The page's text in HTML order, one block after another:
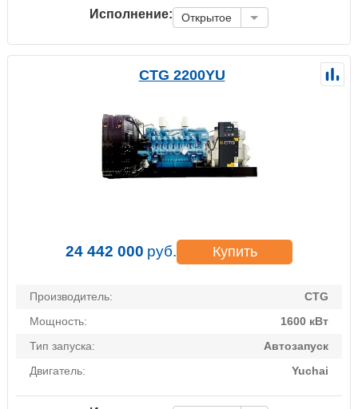
Исполнение: Открытое
CTG 2200YU
24 442 000 руб. Купить
Производитель:
CTG
Мощность:
1600 кВт
Тип запуска:
Автозапуск
Двигатель:
Yuchai